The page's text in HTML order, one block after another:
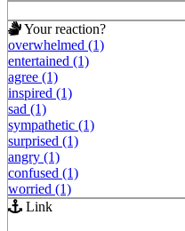
Your reaction?
overwhelmed (1)
entertained (1)
agree (1)
inspired (1)
sad (1)
sympathetic (1)
surprised (1)
angry (1)
confused (1)
worried (1)
Link